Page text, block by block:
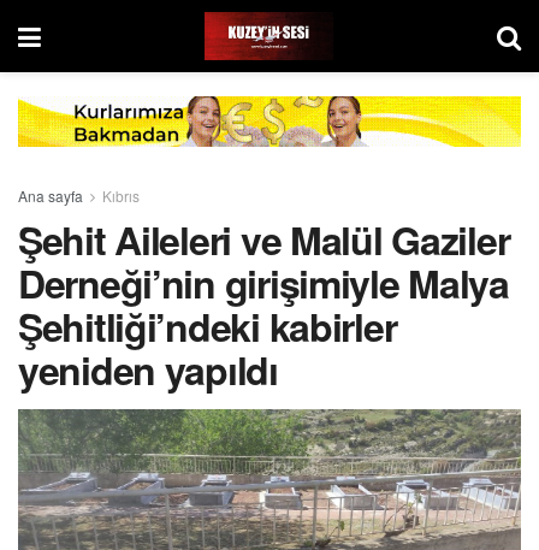
Ana sayfa Kıbrıs
Şehit Aileleri ve Malül Gaziler
Derneği’nin girişimiyle Malya
Şehitliği’ndeki kabirler
yeniden yapıldı